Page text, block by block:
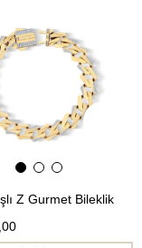
Z Gurmet Bileklik